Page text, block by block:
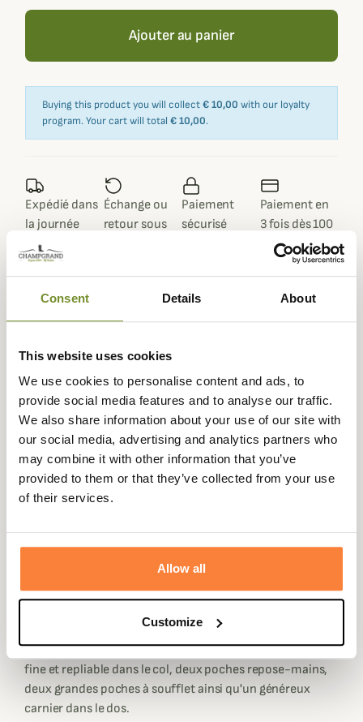
Consent Details About
This website uses cookies
We use cookies to personalise content and ads, to
provide social media features and to analyse our traffic.
We also share information about your use of our site with
our social media, advertising and analytics partners who
may combine it with other information that you’ve
provided to them or that they’ve collected from your use
of their services.
Allow all
Customize
Ajouter au panier
Buying this product you will collect€ 10,00 with our loyalty
program. Your cart will total € 10,00.
Expédié dans
la journée
Échange ou
retour sous
Paiement
sécurisé
Paiement en
3 fois dès 100
euros
Beschrijving
Stagunt vous propose sa veste ceinturée pour femme
Peisey. Une veste de chasse pour femme à la fois élégante
et fonctionnelle qui conviendra pour tout type de chasse.
La veste Peisey est dotée d'une membrane imperméable
et coup-vent pour vous garder à l'abri des intempéries en
toute circonstance. La taille ceinturée pour un
ajustement optimale et les renforts suédés confèrent à
qui ne vous laissera pas indifférente. Elle se compose
d'un extérieur 45% coton, 35% polyester, 20% nylon et
sa résistance face à l'épreuve du temps. Vous retrouverez
aussi sur cette veste de chasse pour femme une capuche
fine et repliable dans le col, deux poches repose-mains,
deux grandes poches à soufflet ainsi qu'un généreux
carnier dans le dos.